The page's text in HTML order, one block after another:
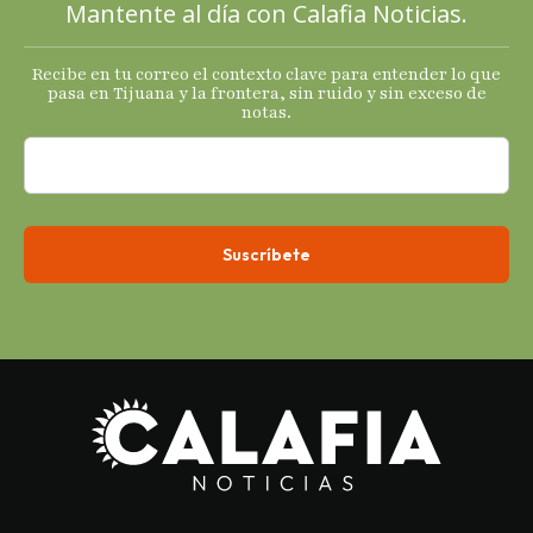
Mantente al día con Calafia Noticias.
Recibe en tu correo el contexto clave para entender lo que
pasa en Tijuana y la frontera, sin ruido y sin exceso de
notas.